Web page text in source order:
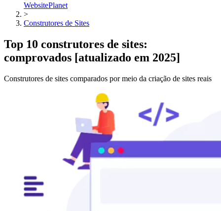
WebsitePlanet
>
Construtores de Sites
Top 10 construtores de sites:
comprovados [atualizado em 2025]
Construtores de sites comparados por meio da criação de sites reais